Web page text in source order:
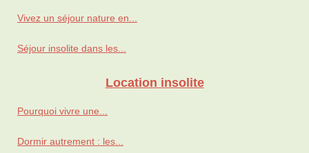
Vivez un séjour nature en...
Séjour insolite dans les...
Location insolite
Pourquoi vivre une...
Dormir autrement : les...